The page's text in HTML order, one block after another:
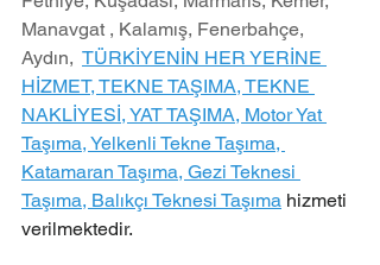
Manavgat , Kalamış, Fenerbahçe,
Aydın, TÜRKİYENİN HER YERİNE
HİZMET, TEKNE TAŞIMA, TEKNE
NAKLİYESİ, YAT TAŞIMA, Motor Yat
Taşıma, Yelkenli Tekne Taşıma,
Katamaran Taşıma, Gezi Teknesi
Taşıma, Balıkçı Teknesi Taşıma hizmeti
verilmektedir.